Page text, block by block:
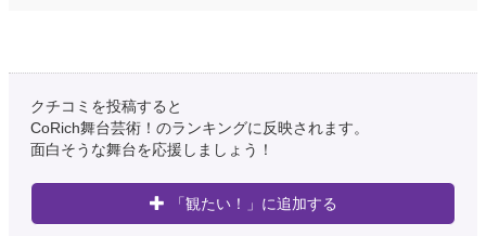
クチコミを投稿すると
CoRich舞台芸術！のランキングに反映されます。
面白そうな舞台を応援しましょう！
「観たい！」に追加する